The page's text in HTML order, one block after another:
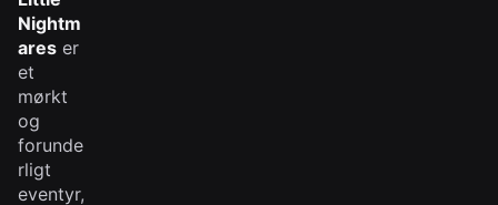
Nightm
ares er
et
mørkt
og
forunde
rligt
eventyr,